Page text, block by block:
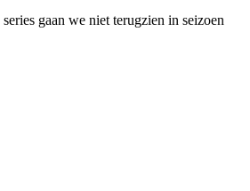
gaan we niet terugzien in seizoen